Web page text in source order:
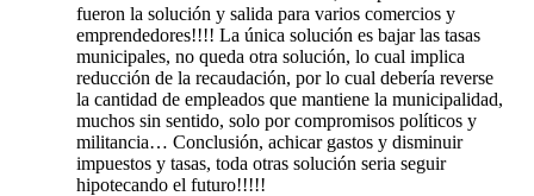
fueron la solución y salida para varios comercios y
emprendedores!!!! La única solución es bajar las tasas
municipales, no queda otra solución, lo cual implica
reducción de la recaudación, por lo cual debería reverse
la cantidad de empleados que mantiene la municipalidad,
muchos sin sentido, solo por compromisos políticos y
militancia… Conclusión, achicar gastos y disminuir
impuestos y tasas, toda otras solución seria seguir
hipotecando el futuro!!!!!